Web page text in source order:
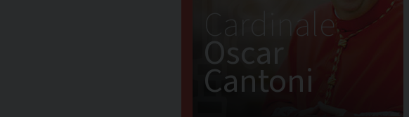
Cardinale
Oscar
Cantoni